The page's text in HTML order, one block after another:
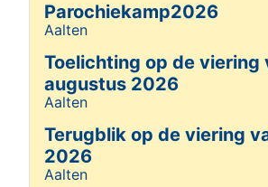
Parochiekamp2026
Details
Aalten
Toelichting op de viering
augustus 2026
Details
Aalten
Terugblik op de viering
2026
Details
Aalten